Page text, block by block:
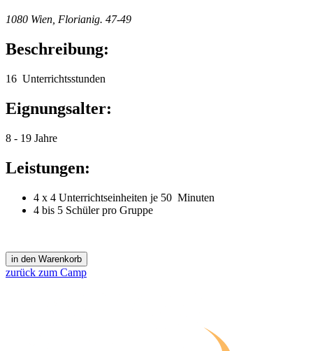
1080 Wien, Florianig. 47-49
Beschreibung:
16 Unterrichtsstunden
Eignungsalter:
8 - 19 Jahre
Leistungen:
4 x 4 Unterrichtseinheiten je 50 Minuten
4 bis 5 Schüler pro Gruppe
zurück zum Camp